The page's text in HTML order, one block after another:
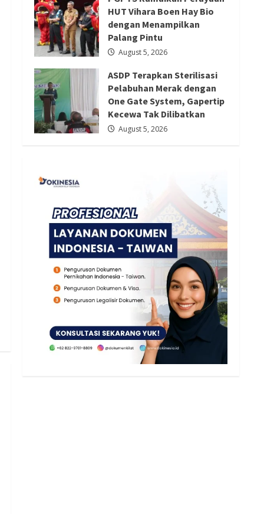
HUT Vihara Boen Hay Bio
dengan Menampilkan
Palang Pintu
August 5, 2026
ASDP Terapkan Sterilisasi
Pelabuhan Merak dengan
One Gate System, Gapertip
Kecewa Tak Dilibatkan
August 5, 2026